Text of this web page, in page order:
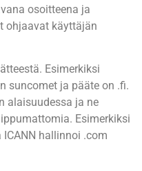
osoitteena ja
ohjaavat käyttäjän
Esimerkiksi
suncomet ja pääte on .fi.
alaisuudessa ja ne
Esimerkiksi
hallinnoi .com